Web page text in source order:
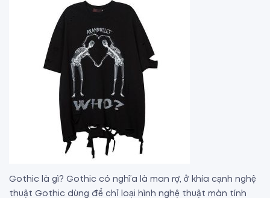
Gothic là gì? Gothic có nghĩa là man rợ, ở khía cạnh nghệ
thuật Gothic dùng để chỉ loại hình nghệ thuật màn tính